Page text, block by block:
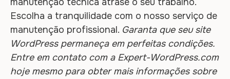
Escolha a tranquilidade com o nosso serviço de
manutenção profissional. Garanta que seu site
WordPress permaneça em perfeitas condições.
Entre em contato com a Expert-WordPress.com
hoje mesmo para obter mais informações sobre